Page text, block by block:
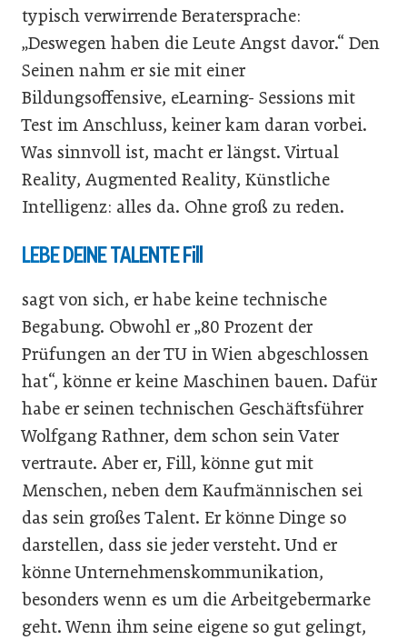
typisch verwirrende Beratersprache:
„Deswegen haben die Leute Angst davor.“ Den
Seinen nahm er sie mit einer
Bildungsoffensive, eLearning- Sessions mit
Test im Anschluss, keiner kam daran vorbei.
Was sinnvoll ist, macht er längst. Virtual
Reality, Augmented Reality, Künstliche
Intelligenz: alles da. Ohne groß zu reden.
LEBE DEINE TALENTE Fill
sagt von sich, er habe keine technische
Begabung. Obwohl er „80 Prozent der
Prüfungen an der TU in Wien abgeschlossen
hat“, könne er keine Maschinen bauen. Dafür
habe er seinen technischen Geschäftsführer
Wolfgang Rathner, dem schon sein Vater
vertraute. Aber er, Fill, könne gut mit
Menschen, neben dem Kaufmännischen sei
das sein großes Talent. Er könne Dinge so
darstellen, dass sie jeder versteht. Und er
könne Unternehmenskommunikation,
besonders wenn es um die Arbeitgebermarke
geht. Wenn ihm seine eigene so gut gelingt,